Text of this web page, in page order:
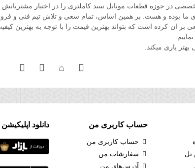
در حوزه قطعات موبایل سبد کاملتری را در اختیار
بوده و هست. بر همین اساس، تمام سعی و تلاش تیم فنی و
کرده است که بتواند بهترین قیمت را با توجه به بهترین
یاری میکند.
تل
حساب کاربری من
حساب کاربری من
سفارشات من
آدرس‌های من
دانلود